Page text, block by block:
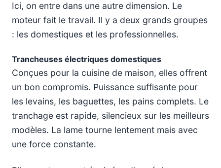
Ici, on entre dans une autre dimension. Le
moteur fait le travail. Il y a deux grands groupes
: les domestiques et les professionnelles.
Trancheuses électriques domestiques
Conçues pour la cuisine de maison, elles offrent
un bon compromis. Puissance suffisante pour
les levains, les baguettes, les pains complets. Le
tranchage est rapide, silencieux sur les meilleurs
modèles. La lame tourne lentement mais avec
une force constante.